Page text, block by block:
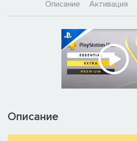
Описание Активация
Описание